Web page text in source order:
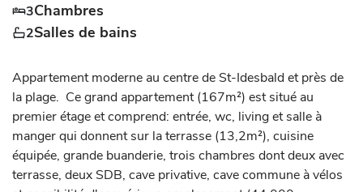
3Chambres
2Salles de bains
Appartement moderne au centre de St-Idesbald et près de
la plage.  Ce grand appartement (167m²) est situé au
premier étage et comprend: entrée, wc, living et salle à
manger qui donnent sur la terrasse (13,2m²), cuisine
équipée, grande buanderie, trois chambres dont deux avec
terrasse, deux SDB, cave privative, cave commune à vélos